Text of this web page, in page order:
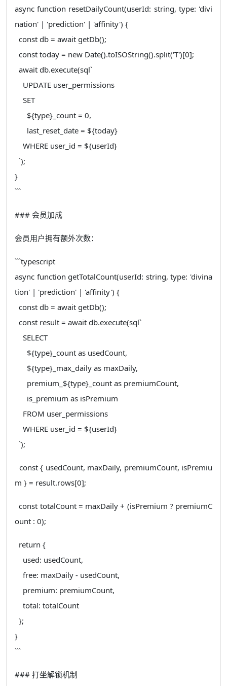
async function resetDailyCount(userId: string, type: 'divi
nation' | 'prediction' | 'affinity') {
const db = await getDb();
const today = new Date().toISOString().split('T')[0];
await db.execute(sql`
UPDATE user_permissions
SET
${type}_count = 0,
last_reset_date = ${today}
WHERE user_id = ${userId}
`);
}
```
### 会员加成
会员用户拥有额外次数：
```typescript
async function getTotalCount(userId: string, type: 'divina
tion' | 'prediction' | 'affinity') {
const db = await getDb();
const result = await db.execute(sql`
SELECT
${type}_count as usedCount,
${type}_max_daily as maxDaily,
premium_${type}_count as premiumCount,
is_premium as isPremium
FROM user_permissions
WHERE user_id = ${userId}
`);
const { usedCount, maxDaily, premiumCount, isPremiu
m } = result.rows[0];
const totalCount = maxDaily + (isPremium ? premiumC
ount : 0);
return {
used: usedCount,
free: maxDaily - usedCount,
premium: premiumCount,
total: totalCount
};
}
```
### 打坐解锁机制